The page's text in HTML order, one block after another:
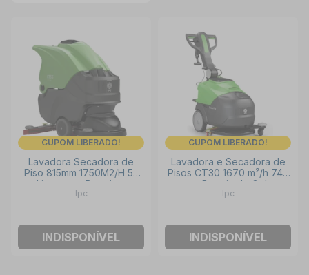
CUPOM LIBERADO!
Lavadora Secadora de
Piso 815mm 1750M2/H 55
Litros com Bateria e
Carregador 220V CT55 IPC
Ipc
INDISPONÍVEL
CUPOM LIBERADO!
Lavadora e Secadora de
Pisos CT30 1670 m²/h 74A
com Bateria de Gel +
Carregador IPC
Ipc
INDISPONÍVEL